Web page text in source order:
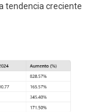
tendencia creciente